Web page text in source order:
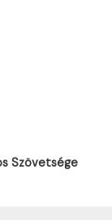
Szövetsége